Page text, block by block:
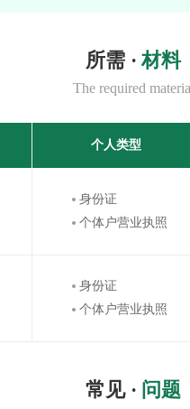
所需 · 材料
The required
个人类型
身份证
个体户营业执照
身份证
个体户营业执照
常见 · 问题